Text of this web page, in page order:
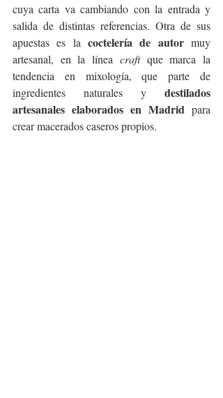
cuya carta va cambiando con la entrada y
salida de distintas referencias. Otra de sus
apuestas es la coctelería de autor muy
artesanal, en la línea craft que marca la
tendencia en mixología, que parte de
ingredientes naturales y destilados
artesanales elaborados en Madrid para
crear macerados caseros propios.